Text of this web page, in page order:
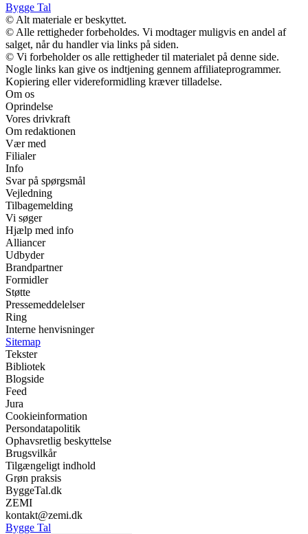
Bygge Tal
© Alt materiale er beskyttet.
© Alle rettigheder forbeholdes. Vi modtager muligvis en andel af
salget, når du handler via links på siden.
© Vi forbeholder os alle rettigheder til materialet på denne side.
Nogle links kan give os indtjening gennem affiliateprogrammer.
Kopiering eller videreformidling kræver tilladelse.
Om os
Oprindelse
Vores drivkraft
Om redaktionen
Vær med
Filialer
Info
Svar på spørgsmål
Vejledning
Tilbagemelding
Vi søger
Hjælp med info
Alliancer
Udbyder
Brandpartner
Formidler
Støtte
Pressemeddelelser
Ring
Interne henvisninger
Sitemap
Tekster
Bibliotek
Blogside
Feed
Jura
Cookieinformation
Persondatapolitik
Ophavsretlig beskyttelse
Brugsvilkår
Tilgængeligt indhold
Grøn praksis
ByggeTal.dk
ZEMI
kontakt@zemi.dk
Bygge Tal